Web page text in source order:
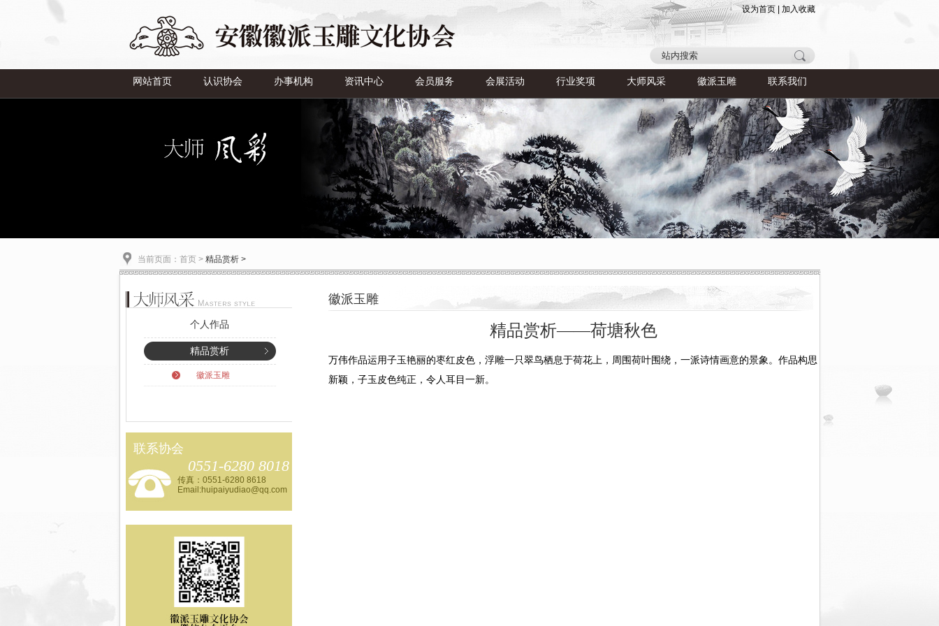
设为首页 加入收藏
网站首页 认识协会 办事机构 资讯中心 会员服务 会展活动 行业奖项 大师风采 徽派玉雕 联系我们
当前页面： 首页 > 精品赏析 >
个人作品
精品赏析
徽派玉雕
联系协会
0551-6280 8018
传真：0551-6280 8618
Email:huipaiyudiao@qq.com
徽派玉雕
精品赏析——荷塘秋色
万伟作品运用子玉艳丽的枣红皮色，浮雕一只翠鸟栖息于荷花上，周围荷叶围绕，一派诗情画意的景象。作品构思
新颖，子玉皮色纯正，令人耳目一新。